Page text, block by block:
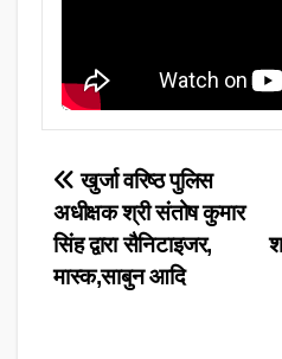
Post
navigation
खुर्जा वरिष्ठ पुलिस
अधीक्षक श्री संतोष कुमार
सिंह द्वारा सैनिटाइजर,
मास्क,साबुन आदि